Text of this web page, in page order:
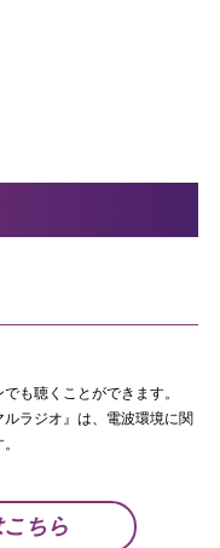
も聴くことができます。
ラジオ』は、電波環境に関
ちら